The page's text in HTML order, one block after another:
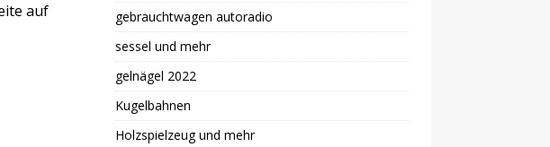
auf
gebrauchtwagen autoradio
sessel und mehr
gelnägel 2022
Kugelbahnen
Holzspielzeug und mehr